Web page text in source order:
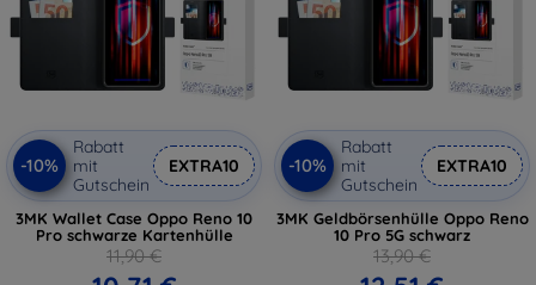
-10%
Rabatt
mit
Gutschein
EXTRA10
3MK Wallet Case Oppo Reno 10
Pro schwarze Kartenhülle
11,90 €
-10%
Rabatt
mit
Gutschein
EXTRA10
3MK Geldbörsenhülle Oppo Reno
10 Pro 5G schwarz
13,90 €